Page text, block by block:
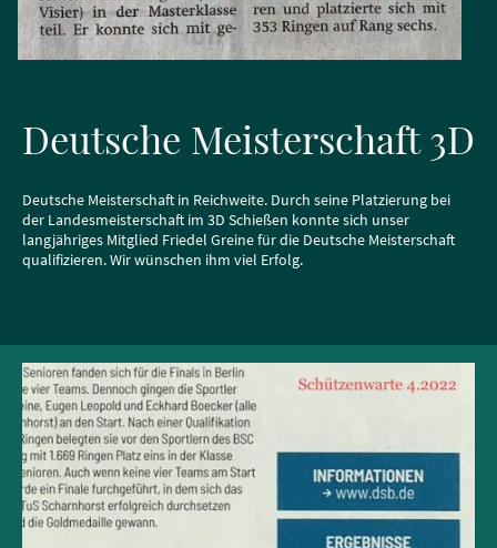
Deutsche Meisterschaft 3D
Deutsche Meisterschaft in Reichweite. Durch seine Platzierung bei
der Landesmeisterschaft im 3D Schießen konnte sich unser
langjähriges Mitglied Friedel Greine für die Deutsche Meisterschaft
qualifizieren. Wir wünschen ihm viel Erfolg.